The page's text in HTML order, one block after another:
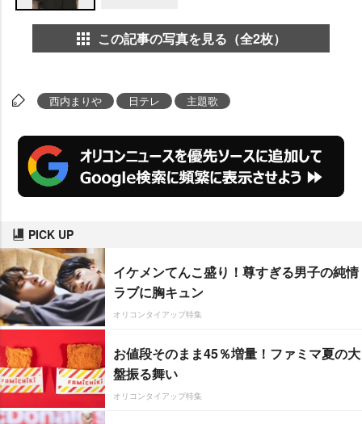
この記事の写真を見る（全2枚）
西内まり 日テレ 主題歌
PICK UP
イケメンてんこ盛り！尊すぎる男子の純情
ラブに胸キュン
オリコンタイアップ特集
お値段そのまま45％増量！ファミマ夏の大
盤振る舞い
オリコンタイアップ特集